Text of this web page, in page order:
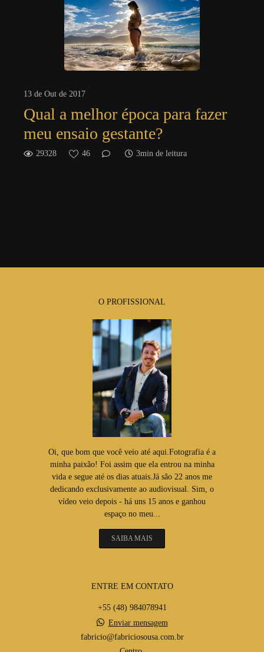
13 de Out de 2017
Qual a melhor época para fazer
meu ensaio gestante?
29328 46 3min de leitura
O PROFISSIONAL
Oi, que bom que você veio até aqui.Fotografia é a
minha paixão! Foi assim que ela entrou na minha
vida e segue até os dias atuais.Já são 22 anos me
dedicando exclusivamente ao audiovisual. Sim, o
vídeo veio depois - há uns 15 anos e ganhou
espaço no meu...
SAIBA MAIS
ENTRE EM CONTATO
+55 (48) 984078941
Enviar mensagem
fabricio@fabriciosousa.com.br